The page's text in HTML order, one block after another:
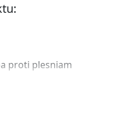
proti plesniam
a umývateľná